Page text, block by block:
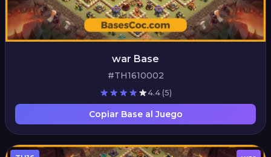
war Base
#TH1610002
4.4 (5)
Copiar Base al Juego